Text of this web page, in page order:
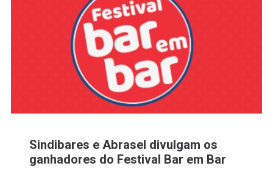
Sindibares e Abrasel divulgam os
ganhadores do Festival Bar em Bar